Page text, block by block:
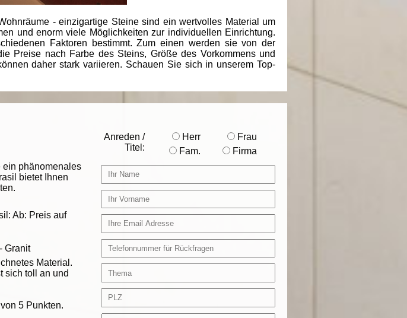
- einzigartige Steine sind ein wertvolles Material um
und enorm viele Möglichkeiten zur individuellen Einrichtung.
Faktoren bestimmt. Zum einen werden sie von der
Preise nach Farbe des Steins, Größe des Vorkommens und
daher stark variieren. Schauen Sie sich in unserem Top-
ein phänomenales
bietet Ihnen
: Ab: Preis auf
Granit
Material.
sich toll an und
von 5 Punkten.
Anreden /
Titel:
Herr
Frau
Fam.
Firma